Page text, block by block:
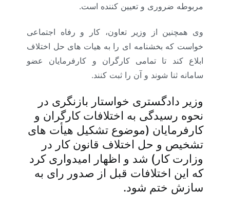
مربوطه ضروری و تعیین کننده است.
وی همچنین از وزیر تعاون، کار و رفاه اجتماعی
خواست که بخشنامه ای را به هیات های حل اختلاف
ابلاع کند تا تمامی کارگران و کارفرمایان عضو
سامانه ثنا شوند و آن را ثبت کنند.
وزیر دادگستری خواستار بازنگری در
نحوه رسیدگی به اختلافات کارگران و
کارفرمایان (موضوع تشکیل هیأت های
تشخیص و حل اختلاف قانون کار در
وزارت کار) شد و اظهار امیدواری کرد
که این اختلافات قبل از صدور رای به
سازش ختم شود.